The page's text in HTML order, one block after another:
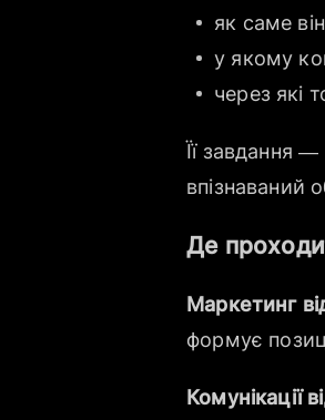
як саме
у якому
через які
Її завдання
впізнаваний
Де
Маркетинг
формує
Комунікації